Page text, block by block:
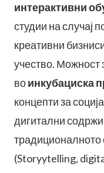
интерактивни
студии на случај
креативни
учество. Можност
воинкубациска
концепти за
дигитални
традиционалното
(Storyytelling,